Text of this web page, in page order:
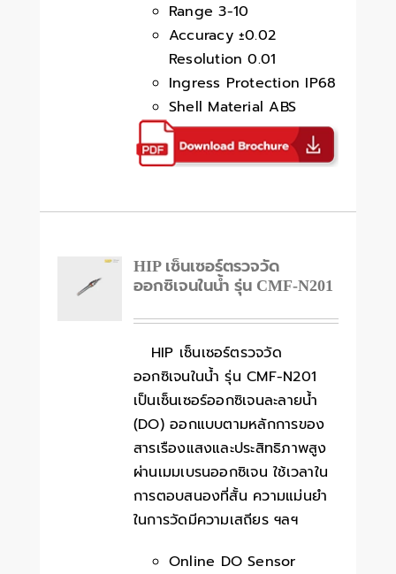
Range 3-10
Accuracy ±0.02
Resolution 0.01
Ingress Protection IP68
Shell Material ABS
HIP เซ็นเซอร์ตรวจวัด
ออกซิเจนในน้ำ รุ่น CMF-N201
HIP เซ็นเซอร์ตรวจวัด
ออกซิเจนในน้ำ รุ่น CMF-N201
เป็นเซ็นเซอร์ออกซิเจนละลายน้ำ
(DO) ออกแบบตามหลักการของ
สารเรืองแสงและประสิทธิภาพสูง
ผ่านเมมเบรนออกซิเจน ใช้เวลาใน
การตอบสนองที่สั้น ความแม่นยำ
ในการวัดมีความเสถียร ฯลฯ
Online DO Sensor